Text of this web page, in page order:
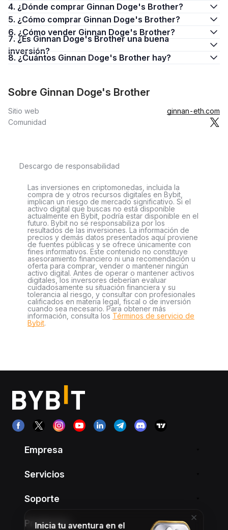
4. ¿Dónde comprar Ginnan Doge's Brother?
5. ¿Cómo comprar Ginnan Doge's Brother?
6. ¿Cómo vender Ginnan Doge's Brother?
7. ¿Es Ginnan Doge's Brother una buena
inversión?
8. ¿Cuántos Ginnan Doge's Brother hay?
Sobre Ginnan Doge's Brother
Sitio web
ginnan-eth.com
Comunidad
Descargo de responsabilidad
Las inversiones en criptomonedas, incluida la
compra de y otros recursos digitales en Bybit,
implican un riesgo de mercado significativo. Si el
activo digital que buscas no está disponible
actualmente en Bybit, podría estar disponible en el
futuro. Bybit no se responsabiliza por los
resultados de las inversiones. La información de
precios y demás datos presentados aquí proviene
de fuentes públicas y se ofrece únicamente con
fines informativos. Este contenido no constituye
asesoramiento financiero ni una recomendación u
oferta para comprar, vender o mantener ningún
activo digital. Antes de operar o mantener activos
digitales, los inversores deberían evaluar
cuidadosamente su situación financiera y su
tolerancia al riesgo, y consultar con profesionales
calificados en materia legal, fiscal o de inversión
cuando sea necesario. Para obtener más
información, consulta los Términos de servicio de
Bybit.
Empresa
Servicios
Soporte
Productos
Inicia tu aventura en el